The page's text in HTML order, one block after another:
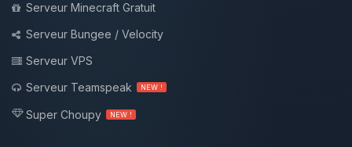
Serveur Minecraft Gratuit
Serveur Bungee / Velocity
Serveur VPS
Serveur Teamspeak
NEW !
Super Choupy NEW !